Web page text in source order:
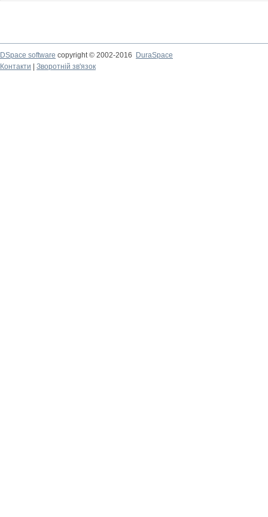
DSpace software copyright © 2002-2016
DuraSpace
Контакти
Зворотній зв'язок